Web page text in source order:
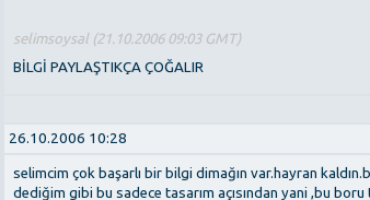
selimsoysal (21.10.2006 09:03 GMT)
BİLGİ PAYLAŞTIKÇA ÇOĞALIR
26.10.2006 10:28
selimcim çok başarlı bir bilgi dimağın var.hayran
dediğim gibi bu sadece tasarım açısından yani ,bu